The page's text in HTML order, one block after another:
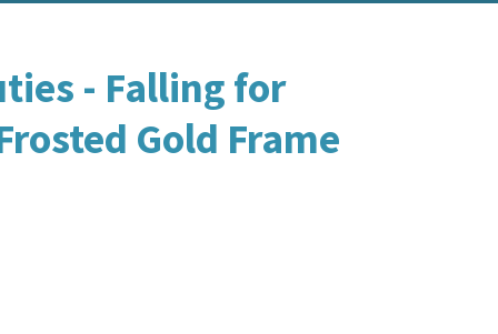
- Falling for
Gold Frame